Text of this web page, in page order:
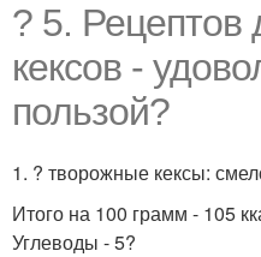
? 5. Рецептов
кексов -
пользой?
1. ? творожные кексы:
Итого на 100 грамм - 105
Углеводы - 5?